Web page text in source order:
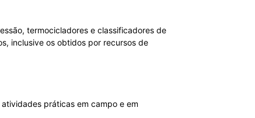
termocicladores e classificadores de
inclusive os obtidos por recursos de
práticas em campo e em